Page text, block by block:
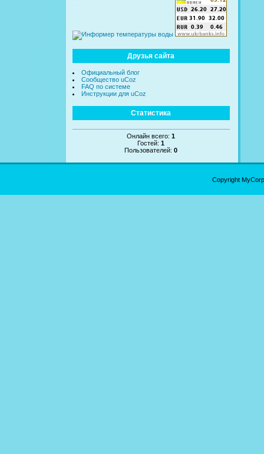
Друзья сайта
Официальный блог
Сообщество uCoz
FAQ по системе
Инструкции для uCoz
Статистика
Онлайн всего:1
Гостей:1
Пользователей:0
Copyright